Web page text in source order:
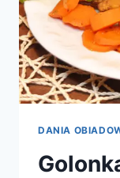
DANIA